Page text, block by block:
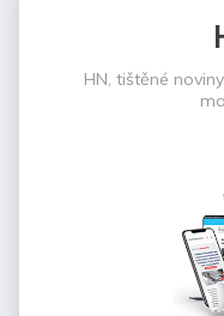
HN, tištěné